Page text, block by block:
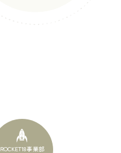
ROCKET18事業部